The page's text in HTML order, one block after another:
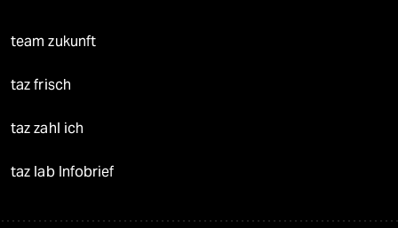
team zukunft
taz frisch
taz zahl ich
taz lab Infobrief